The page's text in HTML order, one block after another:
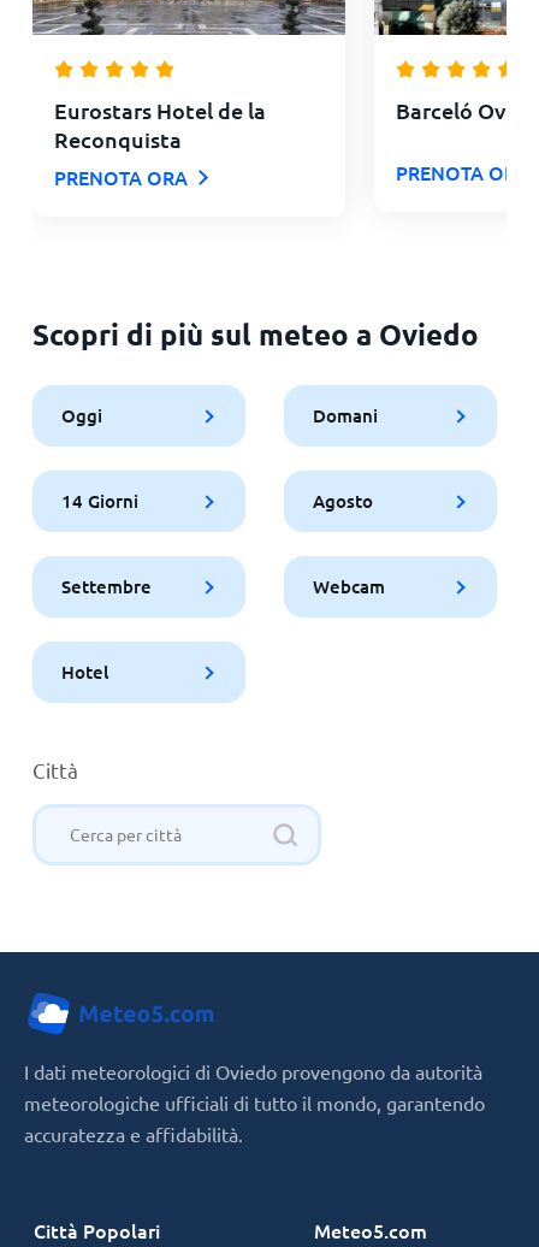
Eurostars Hotel de la
Reconquista
PRENOTA ORA
Barceló
PRENOTA ORA
Scopri di più sul meteo a Oviedo
Oggi Domani
14 Giorni Agosto
Settembre Webcam
Hotel
Città
I dati meteorologici di Oviedo provengono da autorità
meteorologiche ufficiali di tutto il mondo, garantendo
accuratezza e affidabilità.
Città Popolari Meteo5.com